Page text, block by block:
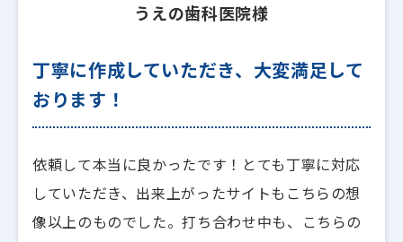
うえの歯科医院様
丁寧に作成していただき、大変満足して
おります！
依頼して本当に良かったです！とても丁寧に対応
していただき、出来上がったサイトもこちらの想
像以上のものでした。打ち合わせ中も、こちらの